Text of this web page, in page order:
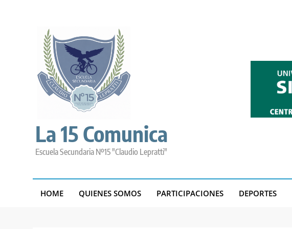
La 15 Comunica
Escuela Secundaria Nº15 "Claudio Lepratti"
HOME QUIENES SOMOS PARTICIPACIONES DEPORTES